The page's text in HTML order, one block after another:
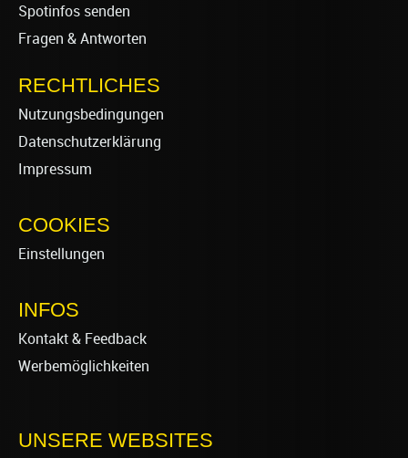
Spotinfos senden
Fragen & Antworten
RECHTLICHES
Nutzungsbedingungen
Datenschutzerklärung
Impressum
COOKIES
Einstellungen
INFOS
Kontakt & Feedback
Werbemöglichkeiten
UNSERE WEBSITES